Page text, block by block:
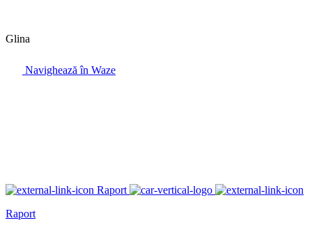
Glina
Navighează în Waze
Raport
Raport